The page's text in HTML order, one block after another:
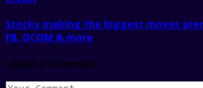
Stocks making the biggest moves
FB, QCOM & more
Leave a Comment